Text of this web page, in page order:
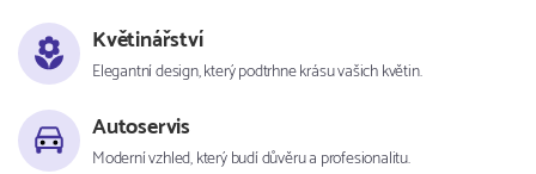
Květinářství
Elegantní design, který podtrhne krásu vašich květin.
Autoservis
Moderní vzhled, který budí důvěru a profesionalitu.